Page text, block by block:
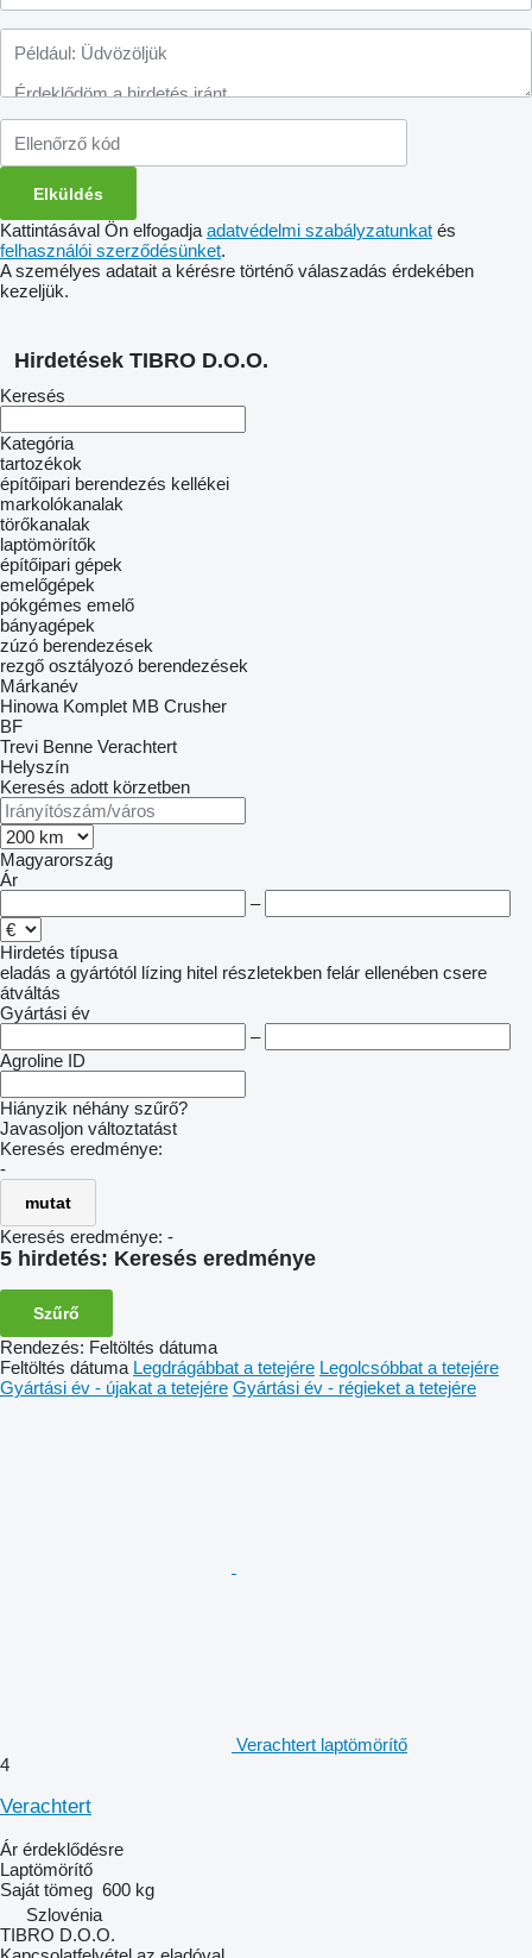
Kattintásával Ön elfogadja adatvédelmi szabályzatunkat és
felhasználói szerződésünket.
A személyes adatait a kérésre történő válaszadás érdekében
kezeljük.
Hirdetések TIBRO D.O.O.
Keresés
Kategória
tartozékok
építőipari berendezés kellékei
markolókanalak
törőkanalak
laptömörítők
építőipari gépek
emelőgépek
pókgémes emelő
bányagépek
zúzó berendezések
rezgő osztályozó berendezések
Márkanév
Hinowa Komplet MB Crusher
BF
Trevi Benne Verachtert
Helyszín
Keresés adott körzetben
Magyarország
Ár
–
Hirdetés típusa
eladás a gyártótól lízing hitel részletekben felár ellenében csere
átváltás
Gyártási év
–
Agroline ID
Hiányzik néhány szűrő?
Javasoljon változtatást
Keresés eredménye:
-
mutat
Keresés eredménye: -
5 hirdetés: Keresés eredménye
Szűrő
Rendezés: Feltöltés dátuma
Feltöltés dátuma Legdrágábbat a tetejére Legolcsóbbat a tetejére
Gyártási év - újakat a tetejére Gyártási év - régieket a tetejére
Verachtert laptömörítő
4
Verachtert
Ár érdeklődésre
Laptömörítő
Saját tömeg 600 kg
Szlovénia
TIBRO D.O.O.